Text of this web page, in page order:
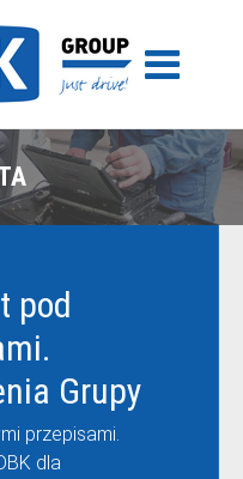
pod
Grupy
przepisami.
dla